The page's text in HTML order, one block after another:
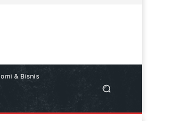
& Bisnis